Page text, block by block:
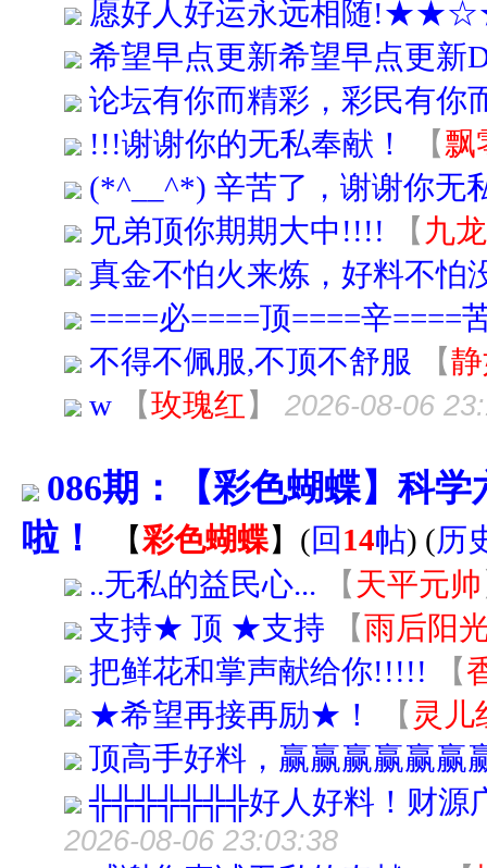
愿好人好运永远相随
希望早点更新希望早点更新
论坛有你而精彩，彩民有你
!!!谢谢你的无私奉献！
【飘
(*^__^*) 辛苦了，谢谢你无
兄弟顶你期期大中!!!!
【 九
真金不怕火来炼，好料不怕
====必====顶====辛====
不得不佩服,不顶不舒服
【
w
【玫瑰红 】 2026-08-06
086期：【彩色蝴蝶】科
啦！
【彩色蝴蝶】 (回 14帖) (历
..无私的益民心...
【 天平元帅
支持★ 顶 ★支持
【雨后阳
把鲜花和掌声献给你!!!!!
【
★希望再接再励★！
【 灵儿
顶高手好料，赢赢赢赢赢赢
╬╬╬╬╬╬╬好人好料！财源
2026-08-06 23:03:38